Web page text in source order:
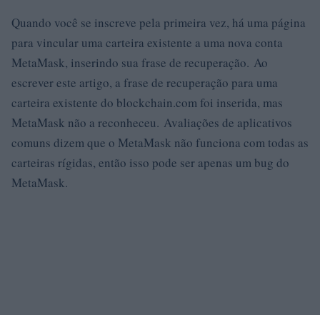
Quando você se inscreve pela primeira vez, há uma página
para vincular uma carteira existente a uma nova conta
MetaMask, inserindo sua frase de recuperação. Ao
escrever este artigo, a frase de recuperação para uma
carteira existente do blockchain.com foi inserida, mas
MetaMask não a reconheceu. Avaliações de aplicativos
comuns dizem que o MetaMask não funciona com todas as
carteiras rígidas, então isso pode ser apenas um bug do
MetaMask.